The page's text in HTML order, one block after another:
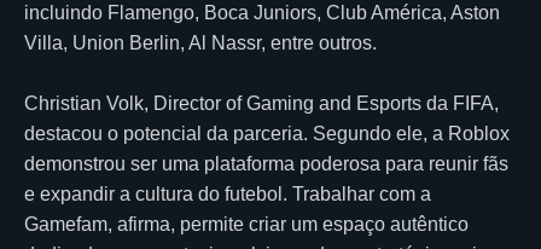
incluindo Flamengo, Boca Juniors, Club América, Aston
Villa, Union Berlin, Al Nassr, entre outros.
Christian Volk, Director of Gaming and Esports da FIFA,
destacou o potencial da parceria. Segundo ele, a Roblox
demonstrou ser uma plataforma poderosa para reunir fãs
e expandir a cultura do futebol. Trabalhar com a
Gamefam, afirma, permite criar um espaço autêntico